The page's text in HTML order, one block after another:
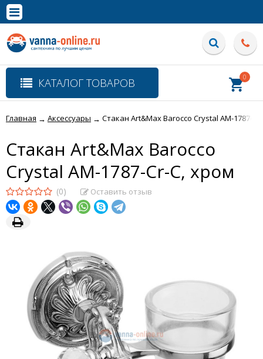
Полная версия сайта
КАТАЛОГ ТОВАРОВ 0
Главная → Аксессуары → Стакан Art&Max Barocco Crystal AM-1787-
Стакан Art&Max Barocco
Crystal AM-1787-Cr-C, хром
(0) Оставить отзыв